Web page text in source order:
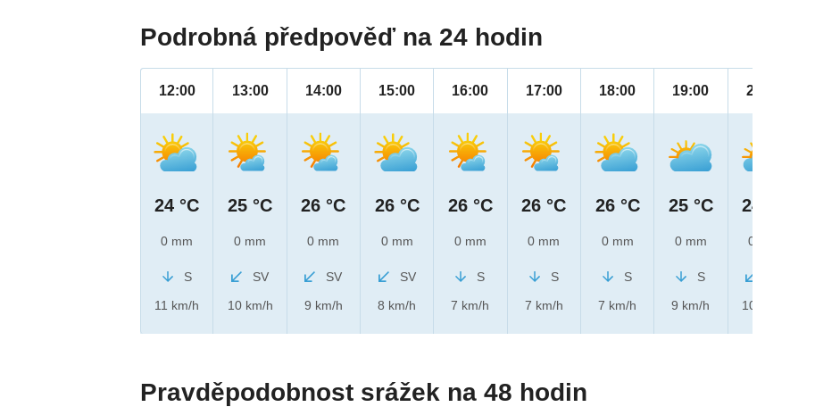
Podrobná předpověď na 24 hodin
12:00
24 °C
0 mm
S
11 km/h
13:00
25 °C
0 mm
SV
10 km/h
14:00
26 °C
0 mm
SV
9 km/h
15:00
26 °C
0 mm
SV
8 km/h
16:00
26 °C
0 mm
S
7 km/h
17:00
26 °C
0 mm
S
7 km/h
18:00
26 °C
0 mm
S
7 km/h
19:00
25 °C
0 mm
S
9 km/h
20:00
24 °C
0 mm
10 km/h
Pravděpodobnost srážek na 48 hodin